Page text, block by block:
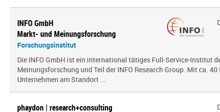
INFO GmbH
Markt- und Meinungsforschung
Forschungsinstitut
Die INFO GmbH ist ein international tätiges Full-Service-Institut
Meinungsforschung und Teil der INFO Research Group. Mit ca.
Unternehmen am Standort ...
phaydon | research+consulting